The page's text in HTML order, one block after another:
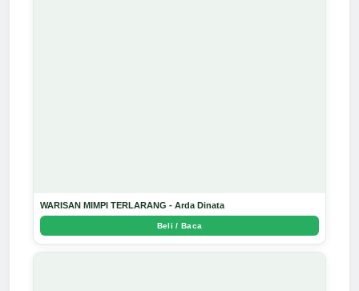
WARISAN MIMPI TERLARANG - Arda Dinata
Beli / Baca